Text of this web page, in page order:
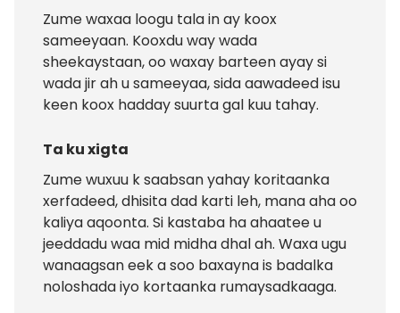
Zume waxaa loogu tala in ay koox
sameeyaan. Kooxdu way wada
sheekaystaan, oo waxay barteen ayay si
wada jir ah u sameeyaa, sida aawadeed isu
keen koox hadday suurta gal kuu tahay.
Ta ku xigta
Zume wuxuu k saabsan yahay koritaanka
xerfadeed, dhisita dad karti leh, mana aha oo
kaliya aqoonta. Si kastaba ha ahaatee u
jeeddadu waa mid midha dhal ah. Waxa ugu
wanaagsan eek a soo baxayna is badalka
noloshada iyo kortaanka rumaysadkaaga.